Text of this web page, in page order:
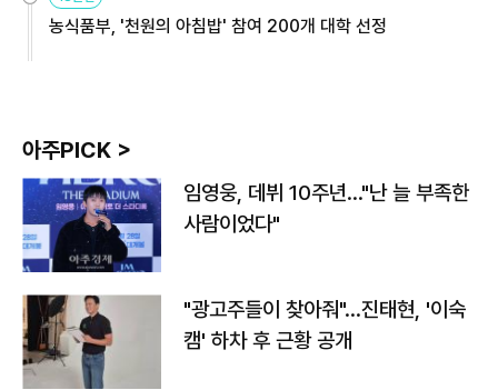
농식품부, '천원의 아침밥' 참여 200개 대학 선정
아주PICK >
임영웅, 데뷔 10주년…"난 늘 부족한
사람이었다"
"광고주들이 찾아줘"…진태현, '이숙
캠' 하차 후 근황 공개